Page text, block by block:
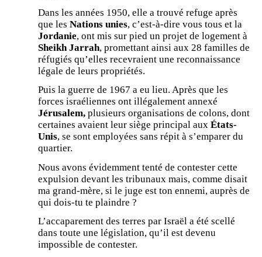
Dans les années 1950, elle a trouvé refuge après
que les Nations unies, c’est-à-dire vous tous et la
Jordanie, ont mis sur pied un projet de logement à
Sheikh Jarrah, promettant ainsi aux 28 familles de
réfugiés qu’elles recevraient une reconnaissance
légale de leurs propriétés.
Puis la guerre de 1967 a eu lieu. Après que les
forces israéliennes ont illégalement annexé
Jérusalem, plusieurs organisations de colons, dont
certaines avaient leur siège principal aux États-
Unis, se sont employées sans répit à s’emparer du
quartier.
Nous avons évidemment tenté de contester cette
expulsion devant les tribunaux mais, comme disait
ma grand-mère, si le juge est ton ennemi, auprès de
qui dois-tu te plaindre ?
L’accaparement des terres par Israël a été scellé
dans toute une législation, qu’il est devenu
impossible de contester.